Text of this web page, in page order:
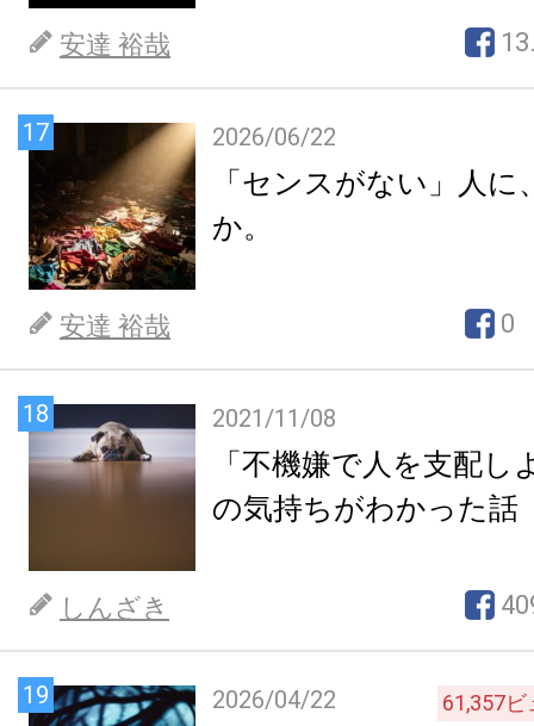
安達 裕哉
17 2026/06/22
「センスがない」人
か。
安達 裕哉 0
18 2021/11/08
「不機嫌で人を支配し
の気持ちがわかった話
しんざき
19 2026/04/22 61,357ビ